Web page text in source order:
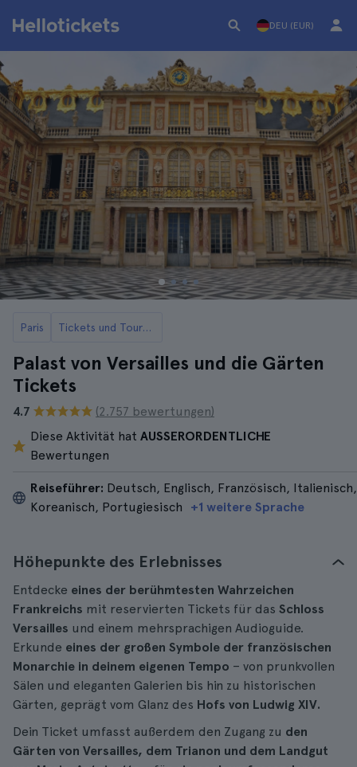
DEU (EUR)
Paris Tickets und Touren für das Schloss Versailles
Palast von Versailles und die Gärten
Tickets
4.7
(2.757 bewertungen)
Diese Aktivität hat AUSSERORDENTLICHE
Bewertungen
Reiseführer: Deutsch, Englisch, Französisch, Italienisch,
Koreanisch, Portugiesisch
+1 weitere Sprache
Höhepunkte des Erlebnisses
Entdecke eines der berühmtesten Wahrzeichen
Frankreichs mit reservierten Tickets für das Schloss
Versailles und einem mehrsprachigen Audioguide.
Erkunde eines der großen Symbole der französischen
Monarchie in deinem eigenen Tempo – von prunkvollen
Sälen und eleganten Galerien bis hin zu historischen
Gärten, geprägt vom Glanz des Hofs von Ludwig XIV.
Dein Ticket umfasst außerdem den Zugang zu den
Gärten von Versailles, dem Trianon und dem Landgut